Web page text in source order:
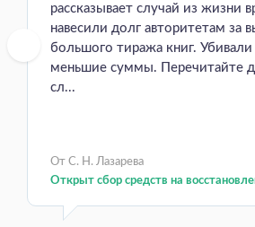
рассказывает случай из жизни
навесили долг авторитетам за
большого тиража книг. Убивали
меньшие суммы. Перечитайте
сл...
От С. Н. Лазарева
Открыт сбор средств на